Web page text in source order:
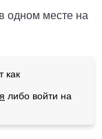
одном месте на
как
либо войти на